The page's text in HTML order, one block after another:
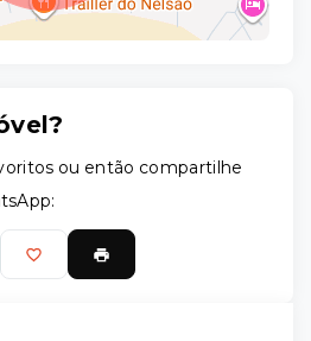
ou então compartilhe